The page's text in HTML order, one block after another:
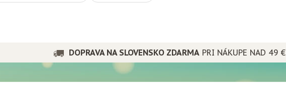
DOPRAVA NA SLOVENSKO ZDARMAPRI NÁKUPE NAD 49 €